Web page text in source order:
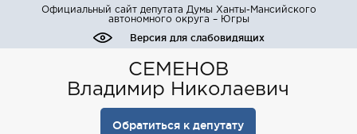
Официальный сайт депутата Думы Ханты-Мансийского
автономного округа – Югры
Версия для слабовидящих
СЕМЕНОВ
Владимир Николаевич
Обратиться к депутату